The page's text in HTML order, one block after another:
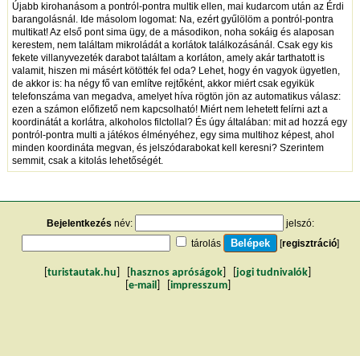
Újabb kirohanásom a pontról-pontra multik ellen, mai kudarcom után az Érdi
barangolásnál. Ide másolom logomat: Na, ezért gyűlölöm a pontról-pontra
multikat! Az első pont sima ügy, de a másodikon, noha sokáig és alaposan
kerestem, nem találtam mikroládát a korlátok találkozásánál. Csak egy kis
fekete villanyvezeték darabot találtam a korláton, amely akár tarthatott is
valamit, hiszen mi másért kötötték fel oda? Lehet, hogy én vagyok ügyetlen,
de akkor is: ha négy fő van említve rejtőként, akkor miért csak egyikük
telefonszáma van megadva, amelyet híva rögtön jön az automatikus válasz:
ezen a számon előfizető nem kapcsolható! Miért nem lehetett felírni azt a
koordinátát a korlátra, alkoholos filctollal? És úgy általában: mit ad hozzá egy
pontról-pontra multi a játékos élményéhez, egy sima multihoz képest, ahol
minden koordináta megvan, és jelszódarabokat kell keresni? Szerintem
semmit, csak a kitolás lehetőségét.
Bejelentkezés név:
jelszó:
tárolás
[regisztráció]
turistautak.hu hasznos apróságok jogi tudnivalók
e-mail impresszum]